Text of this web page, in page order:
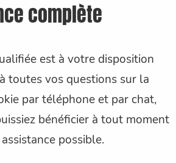
complète
est à votre disposition
toutes vos questions sur la
par téléphone et par chat,
bénéficier à tout moment
possible.